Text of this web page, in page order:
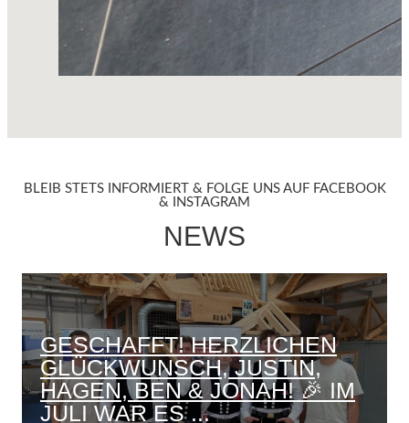
BLEIB STETS INFORMIERT & FOLGE UNS AUF FACEBOOK
& INSTAGRAM
NEWS
GESCHAFFT! HERZLICHEN
GLÜCKWUNSCH, JUSTIN,
HAGEN, BEN & JONAH! 🎉 IM
JULI WAR ES ...